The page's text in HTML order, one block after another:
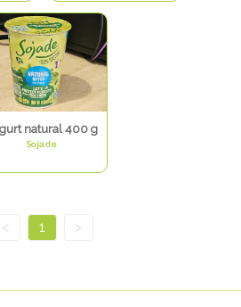
natural 400 g
Sojade
< 1 >